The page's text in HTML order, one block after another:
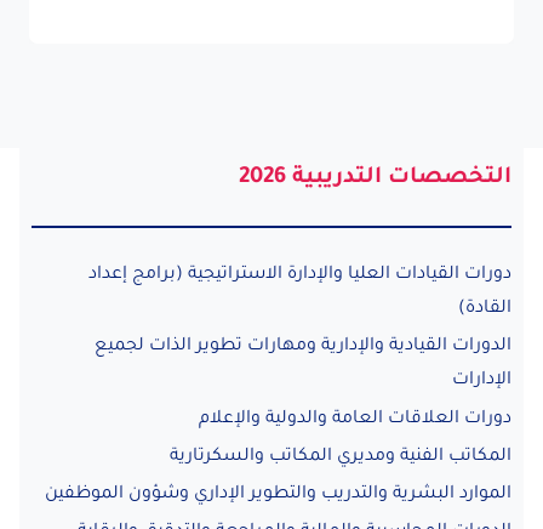
التخصصات التدريبية 2026
دورات القيادات العليا والإدارة الاستراتيجية (برامج إعداد
القادة)
الدورات القيادية والإدارية ومهارات تطوير الذات لجميع
الإدارات
دورات العلاقات العامة والدولية والإعلام
المكاتب الفنية ومديري المكاتب والسكرتارية
الموارد البشرية والتدريب والتطوير الإداري وشؤون الموظفين